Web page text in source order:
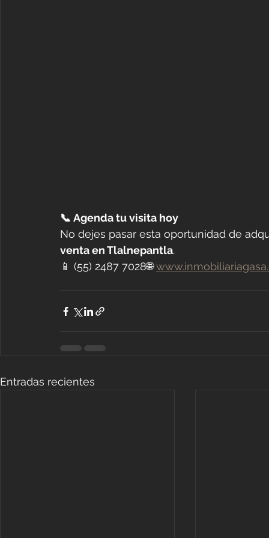
📞 Agenda tu visita hoy
No dejes pasar esta oportunidad de
venta en Tlalnepantla.
📱 (55) 2487 7028🌐
Entradas recientes